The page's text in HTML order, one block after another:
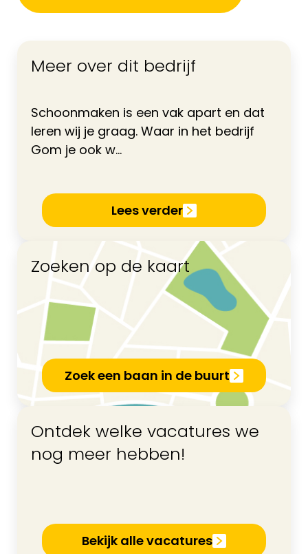
Meer over dit bedrijf
Schoonmaken is een vak apart en dat
leren wij je graag. Waar in het bedrijf
Gom je ook w...
Lees verder
Zoeken op de kaart
Zoek een baan in de buurt
Ontdek welke vacatures we
nog meer hebben!
Bekijk alle vacatures